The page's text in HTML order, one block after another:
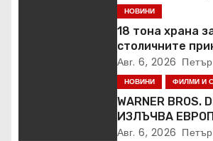
НОВИНИ
18 тона храна
столичните
Kaufland за
Авг. 6, 2026
НОВИНИ ФИЛМИ И
WARNER BROS.
ИЗЛЪЧВА
ПЪРВЕНСТВО
Авг. 6, 2026